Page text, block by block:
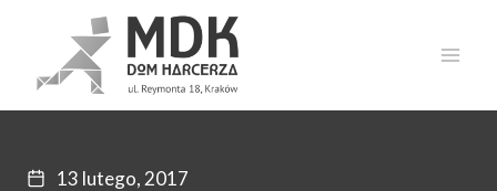
treści
13 lutego, 2017